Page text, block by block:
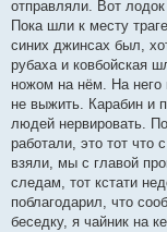
отправляли. Вот
Пока шли к месту
синих джинсах был,
рубаха и ковбойская
ножом на нём. На него
не выжить. Карабин и
людей нервировать.
работали, это тот что
взяли, мы с главой
следам, тот кстати
поблагодарил, что
беседку, я чайник на